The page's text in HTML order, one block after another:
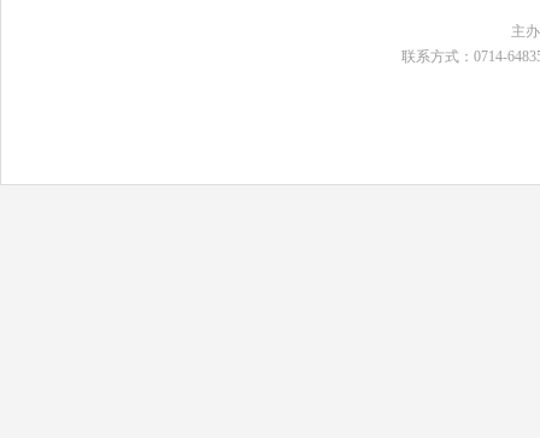
主
联系方式：0714-